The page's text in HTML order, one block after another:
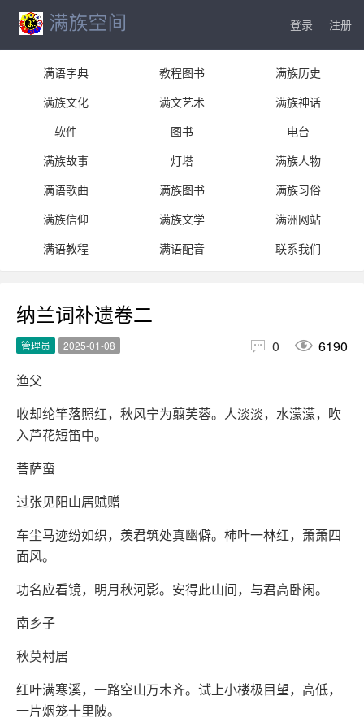
登录 注册
满语字典 教程图书
满族历史
满族文化
满文艺术
满族神话
软件
图书
电台
满族故事
灯塔
满族人物
满语歌曲
满族图书
满族习俗
满族信仰
满族文学
满洲网站
满语教程
满语配音 联系我们
纳兰词补遗卷二
管理员 2025-01-08  0  6190
渔父
收却纶竿落照红，秋风宁为翦芙蓉。人淡淡，水濛濛，吹
入芦花短笛中。
菩萨蛮
过张见阳山居赋赠
车尘马迹纷如织，羡君筑处真幽僻。柿叶一林红，萧萧四
面风。
功名应看镜，明月秋河影。安得此山间，与君高卧闲。
南乡子
秋莫村居
红叶满寒溪，一路空山万木齐。试上小楼极目望，高低，
一片烟笼十里陂。